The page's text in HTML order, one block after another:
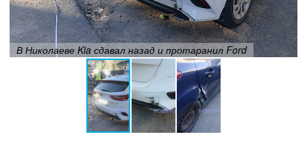
В Николаеве Kia сдавал назад и протаранил Ford